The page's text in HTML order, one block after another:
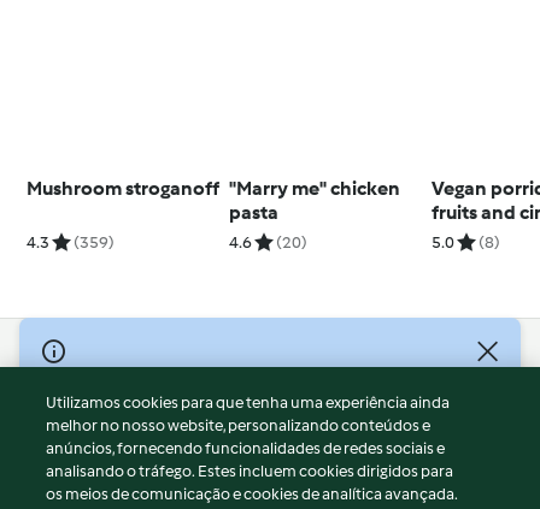
Mushroom stroganoff
4.3 (359)
"Marry me" chicken
pasta
4.6 (20)
Vegan
fruits and
5.0 (8)
© Copyright 2026
Termos de Utilização
Aviso sobre Proteção de Dados
Aviso
Apoio legal
Utilizamos cookies para que tenha uma experiência ainda
melhor no nosso website, personalizando conteúdos e
anúncios, fornecendo funcionalidades de redes sociais e
analisando o tráfego. Estes incluem cookies dirigidos para
os meios de comunicação e cookies de analítica avançada.